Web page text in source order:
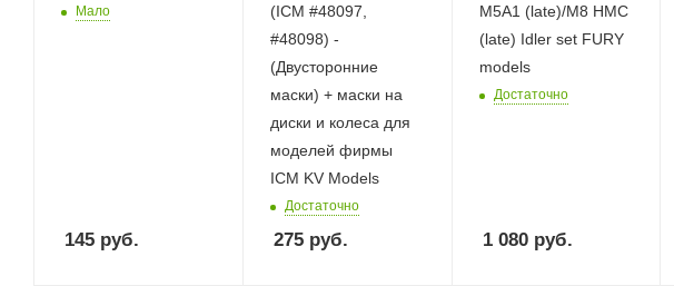
Мало
145 руб.
(ICM #48097,
#48098) -
(Двусторонние
маски) + маски на
диски и колеса для
моделей фирмы
ICM KV Models
Достаточно
275руб.
M5A1 (late)/M8 HMC
(late) Idler set FURY
models
Достаточно
1 080руб.